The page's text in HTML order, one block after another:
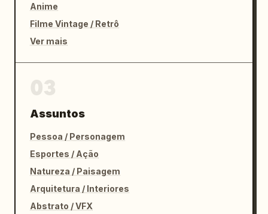
Anime
Filme Vintage / Retrô
Ver mais
Assuntos
Pessoa / Personagem
Esportes / Ação
Natureza / Paisagem
Arquitetura / Interiores
Abstrato / VFX